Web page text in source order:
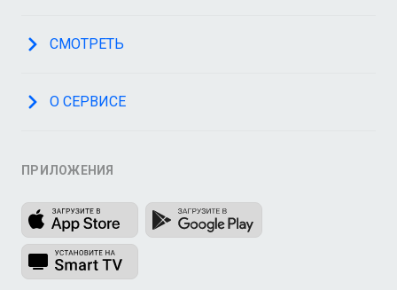
СМОТРЕТЬ
О СЕРВИСЕ
ПРИЛОЖЕНИЯ